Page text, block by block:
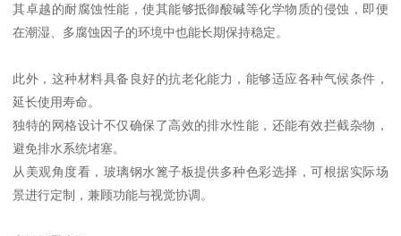
其卓越的耐腐蚀性能，使其能够抵御酸碱等化学物质的侵蚀，即便
在潮湿、多腐蚀因子的环境中也能长期保持稳定。
此外，这种材料具备良好的抗老化能力，能够适应各种气候条件，
延长使用寿命。
独特的网格设计不仅确保了高效的排水性能，还能有效拦截杂物，
避免排水系统堵塞。
从美观角度看，玻璃钢水篦子板提供多种色彩选择，可根据实际场
景进行定制，兼顾功能与视觉协调。